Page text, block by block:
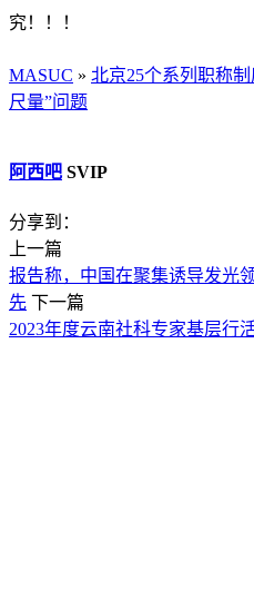
究！！！
MASUC » 北京25个系列职称
尺量”问题
阿西吧 SVIP
分享到：
上一篇
报告称，中国在聚集诱导发光
先 下一篇
2023年度云南社科专家基层行